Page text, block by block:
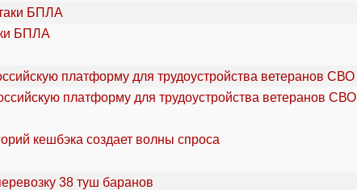
БПЛА
платформу для трудоустройства ветеранов СВО
кешбэка создает волны спроса